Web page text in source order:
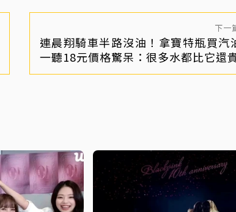
下一
連晨翔騎車半路沒油！拿寶特瓶買
一聽18元價格驚呆：很多水都比它還